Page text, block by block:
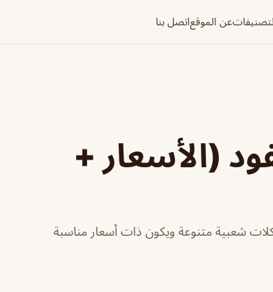
عن الموقعاتصل بنا
(الأسعار +
شعبية متنوعة ويكون ذات أسعار مناسبة